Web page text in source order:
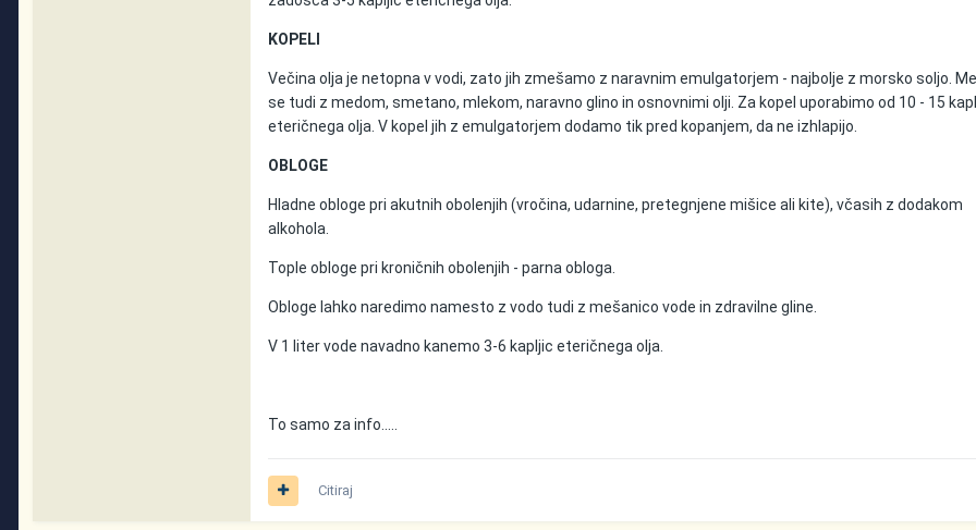
KOPELI
Večina olja je netopna v vodi, zato jih zmešamo z naravnim emulgatorjem - najbolje z morsko soljo.
se tudi z medom, smetano, mlekom, naravno glino in osnovnimi olji. Za kopel uporabimo od 10 - 15
eteričnega olja. V kopel jih z emulgatorjem dodamo tik pred kopanjem, da ne izhlapijo.
OBLOGE
Hladne obloge pri akutnih obolenjih (vročina, udarnine, pretegnjene mišice ali kite), včasih z dodakom
alkohola.
Tople obloge pri kroničnih obolenjih - parna obloga.
Obloge lahko naredimo namesto z vodo tudi z mešanico vode in zdravilne gline.
V 1 liter vode navadno kanemo 3-6 kapljic eteričnega olja.
To samo za info.....
Citiraj